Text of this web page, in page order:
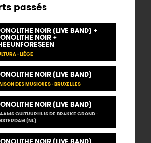
passés
NOIR (LIVE BAND) +
NOIR +
- LIÈGE
NOIR (LIVE BAND)
DES MUSIQUES - BRUXELLES
NOIR (LIVE BAND)
CULTUURHUIS DE BRAKKE GROND -
(NL)
NOIR (LIVE BAND)